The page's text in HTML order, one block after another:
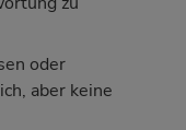
oder
aber keine